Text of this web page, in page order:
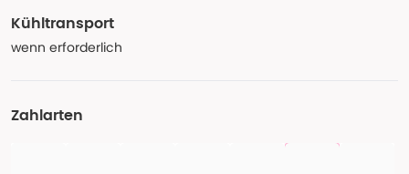
Kühltransport
wenn erforderlich
Zahlarten